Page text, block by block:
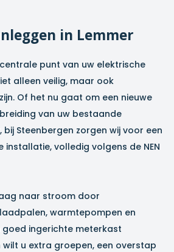
in Lemmer
punt van uw elektrische
alleen veilig, maar ook
Of het nu gaat om een nieuwe
van uw bestaande
, bij Steenbergen zorgen wij voor een
installatie, volledig volgens de NEN
naar stroom door
warmtepompen en
goed ingerichte meterkast
wilt u extra groepen, een overstap